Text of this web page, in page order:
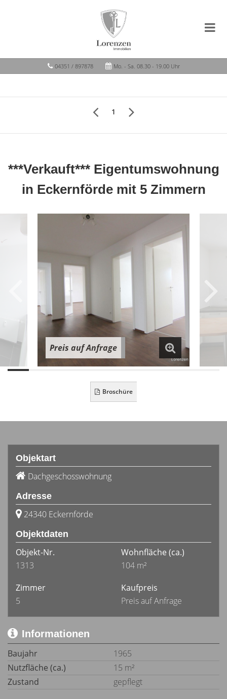
04351 / 897878 Mo. - Sa. 08.30 - 19.00 Uhr
1
***Verkauft*** Eigentumswohnung
in Eckernförde mit 5 Zimmern
Preis auf Anfrage
Broschüre
Objektart
Dachgeschosswohnung
Adresse
24340 Eckernförde
Objektdaten
Objekt-Nr.
1313
Wohnfläche (ca.)
104 m²
Zimmer
5
Kaufpreis
Preis auf Anfrage
Informationen
Baujahr
1965
Nutzfläche (ca.)
15 m²
Zustand
gepflegt